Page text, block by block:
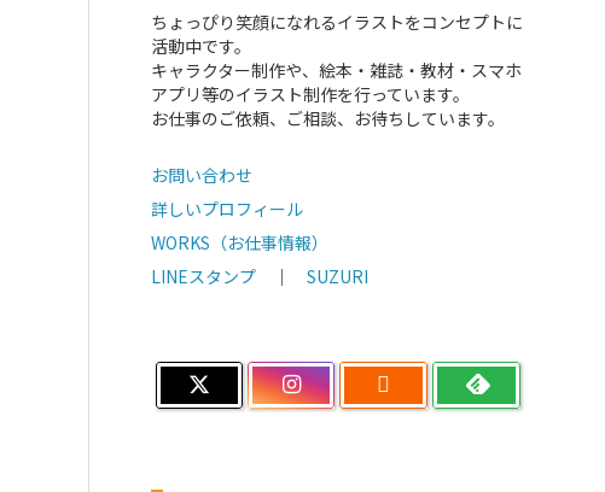
ちょっぴり笑顔になれるイラストをコンセプトに
活動中です。
キャラクター制作や、絵本・雑誌・教材・スマホ
アプリ等のイラスト制作を行っています。
お仕事のご依頼、ご相談、お待ちしています。
お問い合わせ
詳しいプロフィール
WORKS（お仕事情報）
LINEスタンプ ｜ SUZURI
